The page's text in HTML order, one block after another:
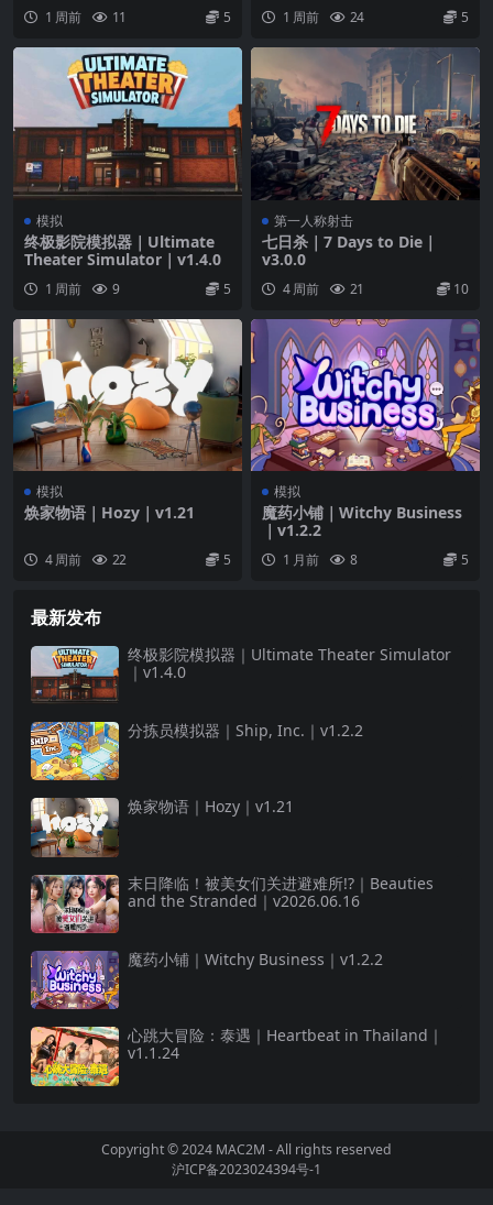
1 周前 11 5 1 周前 24 5
模拟
终极影院模拟器｜Ultimate
Theater Simulator｜v1.4.0
1 周前 9 5
第一人称射击
七日杀｜7 Days to Die｜
v3.0.0
4 周前 21 10
模拟
焕家物语｜Hozy｜v1.21
4 周前 22 5
模拟
魔药小铺｜Witchy Business
｜v1.2.2
1 月前 8 5
最新发布
终极影院模拟器｜Ultimate Theater Simulator
｜v1.4.0
分拣员模拟器｜Ship, Inc.｜v1.2.2
焕家物语｜Hozy｜v1.21
末日降临！被美女们关进避难所!?｜Beauties
and the Stranded｜v2026.06.16
魔药小铺｜Witchy Business｜v1.2.2
心跳大冒险：泰遇｜Heartbeat in Thailand｜
v1.1.24
Copyright © 2024 MAC2M - All rights reserved
沪ICP备2023024394号-1